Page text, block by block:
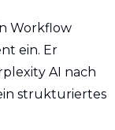
Workflow
ein. Er
AI nach
strukturiertes